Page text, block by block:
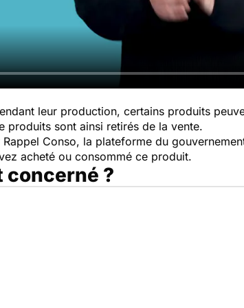
leur production, certains produits
produits sont ainsi retirés de la vente.
Conso, la plateforme du
acheté ou consommé ce produit.
concerné ?